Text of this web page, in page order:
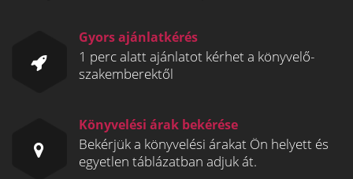
Gyors ajánlatkérés
1 perc alatt ajánlatot kérhet a könyvelő-
szakemberektől
Könyvelési árak bekérése
Bekérjük a könyvelési árakat Ön helyett és
egyetlen táblázatban adjuk át.